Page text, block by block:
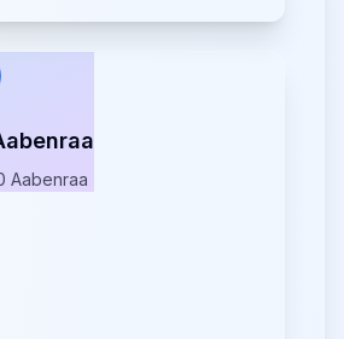
Aabenraa